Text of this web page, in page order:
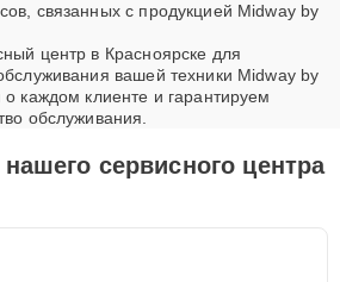
связанных с продукцией Midway by
центр в Красноярске для
вашей техники Midway by
каждом клиенте и гарантируем
обслуживания.
сервисного центра